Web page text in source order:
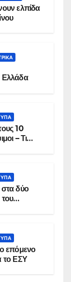
ελπίδα
Ελλάδα
10
– Τι
δύο
επόμενο
το ΕΣΥ